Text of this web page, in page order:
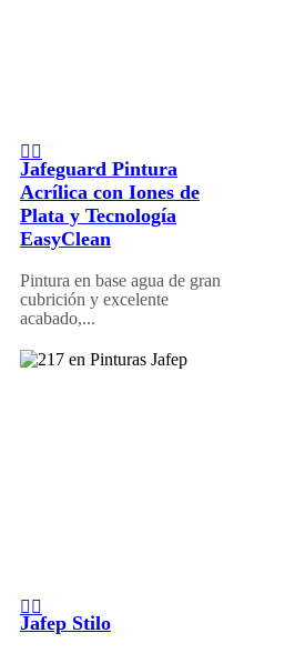
Jafeguard Pintura
Acrílica con Iones de
Plata y Tecnología
EasyClean
Pintura en base agua de gran
cubrición y excelente
acabado,...
Jafep Stilo